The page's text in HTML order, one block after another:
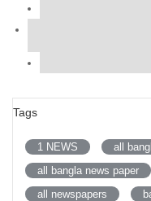
Tags
1 NEWS
all
all bangla news paper
all newspapers